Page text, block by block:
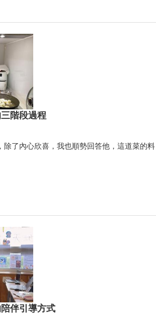
階段過程
除了內心欣喜，我也順勢回答他，這道菜的料
伴引導方式